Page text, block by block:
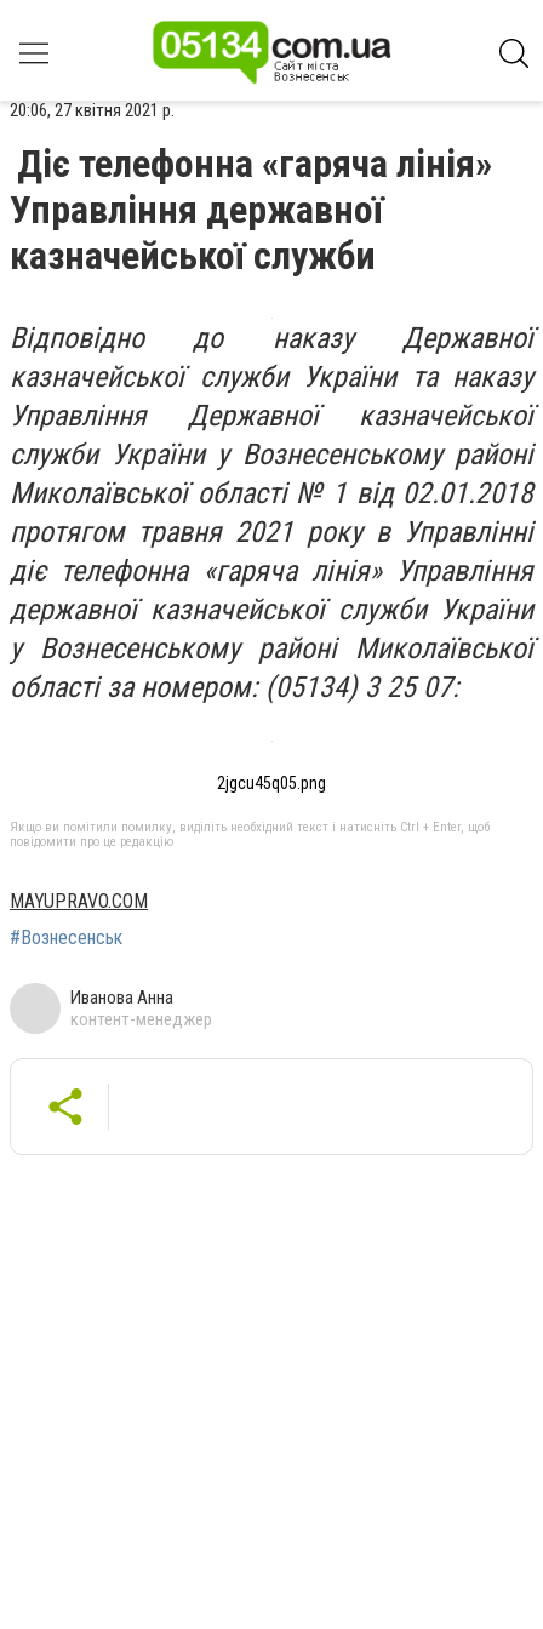
20:06, 27 квітня 2021 р.
Діє телефонна «гаряча лінія»
Управління державної
казначейської служби
Відповідно до наказу Державної
казначейської служби України та наказу
Управління Державної казначейської
служби України у Вознесенському районі
Миколаївської області № 1 від 02.01.2018
протягом травня 2021 року в Управлінні
діє телефонна «гаряча лінія» Управління
державної казначейської служби України
у Вознесенському районі Миколаївської
області за номером: (05134) 3 25 07:
2jgcu45q05.png
Якщо ви помітили помилку, виділіть необхідний текст і натисніть Ctrl + Enter, щоб
повідомити про це редакцію
MAYUPRAVO.COM
#Вознесенськ
Иванова Анна
контент-менеджер